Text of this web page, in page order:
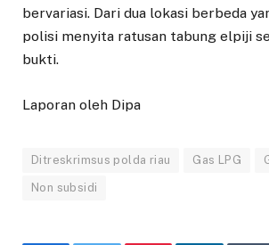
bervariasi. Dari dua lokasi berbeda
polisi menyita ratusan tabung elpiji
bukti.
Laporan oleh Dipa
Ditreskrimsus polda riau Gas LPG
Non subsidi